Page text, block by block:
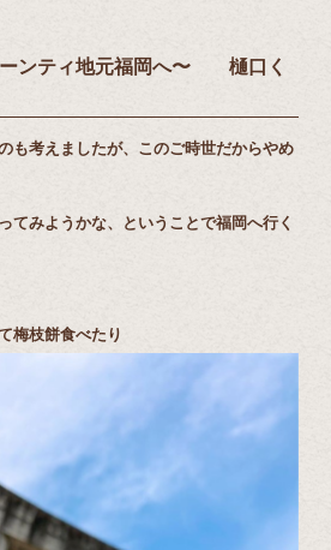
ーンティ地元福岡へ〜 樋口く
も考えましたが、このご時世だからやめ
てみようかな、ということで福岡へ行く
梅枝餅食べたり